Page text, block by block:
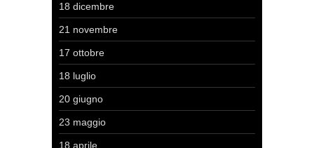
18 dicembre
21 novembre
17 ottobre
18 luglio
20 giugno
23 maggio
18 aprile